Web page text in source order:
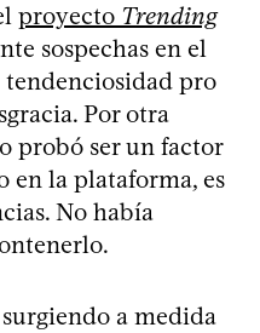
proyecto Trending
sospechas en el
pro
Por otra
probó ser un factor
en la plataforma, es
No había
a medida